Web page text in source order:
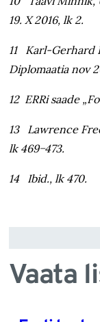
19. X 2016, lk 2.
11 Karl-Gerhard
Diplomaatia nov
12 ERRi saade
13 Lawrence
lk 469−473.
14 Ibid., lk 470.
Vaata